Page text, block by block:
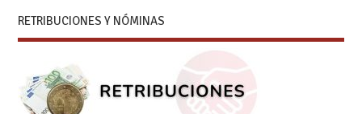
RETRIBUCIONES Y NÓMINAS